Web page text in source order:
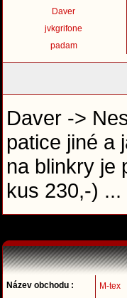
Daver
jvkgrifone
padam
Daver ->
patice jiné a
na blinkry je
kus 230,-) ...
Název obchodu : M-tex